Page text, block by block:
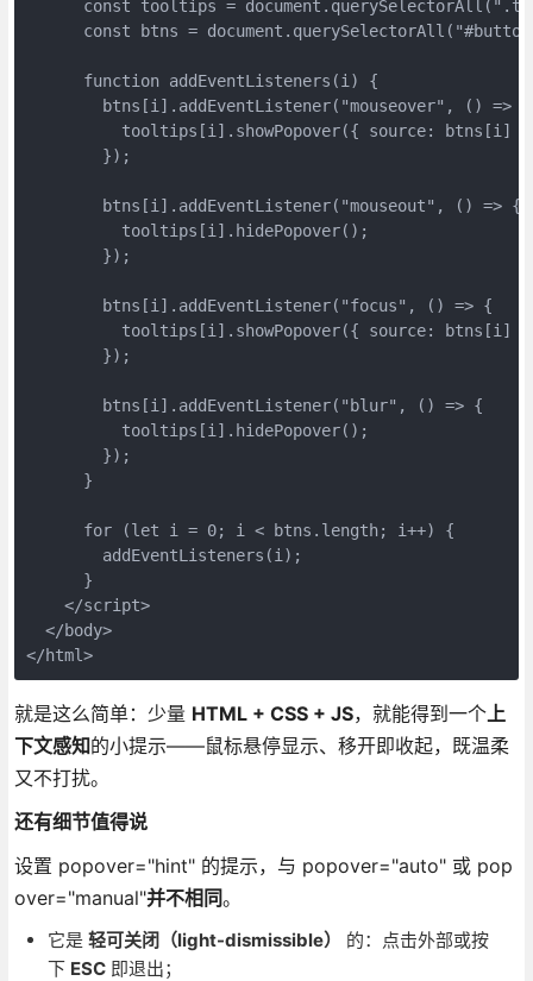
const tooltips =
const btns =
function addEventListeners(i) {
btns[i].addEventListener("mouseover", () => {
tooltips[i].showPopover({ source: btns[i]
});
btns[i].addEventListener("mouseout", () => {
tooltips[i].hidePopover();
});
btns[i].addEventListener("focus", () => {
tooltips[i].showPopover({ source: btns[i]
});
btns[i].addEventListener("blur", () => {
tooltips[i].hidePopover();
});
}
for (let i = 0; i < btns.length; i++) {
addEventListeners(i);
}
</script>
</body>
</html>
就是这么简单：少量 HTML + CSS + JS，就能得到一个上
下文感知的小提示——鼠标悬停显示、移开即收起，既温柔
又不打扰。
还有细节值得说
设置 popover="hint" 的提示，与 popover="auto" 或 pop
over="manual"并不相同。
它是 轻可关闭（light-dismissible）
的：点击外部或按
下 ESC即退出；